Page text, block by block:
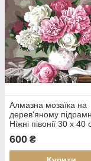
Алмазна мозаїка на
дерев'яному
Ніжні півонії 30 х 40
600 ₴